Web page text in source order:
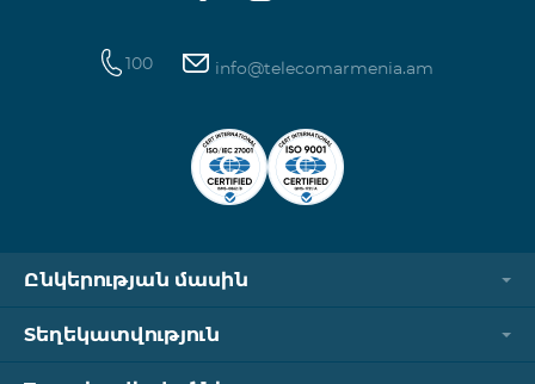
100 info@telecomarmenia.am
Ընկերության մասին
Տեղեկատվություն